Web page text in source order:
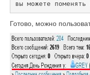
Готово, можно